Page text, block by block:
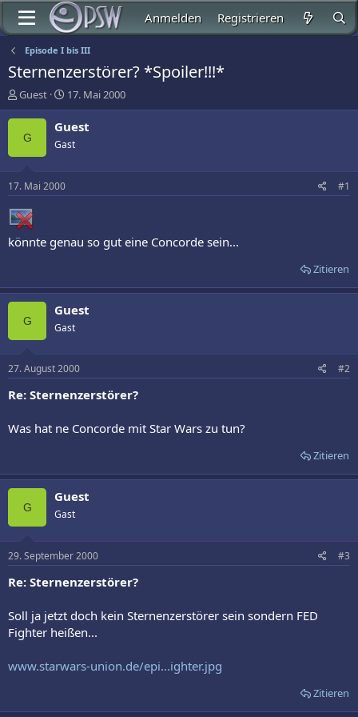
Anmelden Registrieren
Episode I bis III
Sternenzerstörer? *Spoiler!!!*
E
r
s
l
e
r
Guest
E
r
s
e
t
17. Mai 2000
G
Guest
Gast
17. Mai 2000 #1
könnte genau so gut eine Concorde sein...
Zitieren
G
Guest
Gast
27. August 2000 #2
Re: Sternenzerstörer?
Was hat ne Concorde mit Star Wars zu tun?
Zitieren
G
Guest
Gast
29. September 2000 #3
Re: Sternenzerstörer?
Soll ja jetzt doch kein Sternenzerstörer sein sondern FED
Fighter heißen...
www.starwars-union.de/epi...ighter.jpg
Zitieren